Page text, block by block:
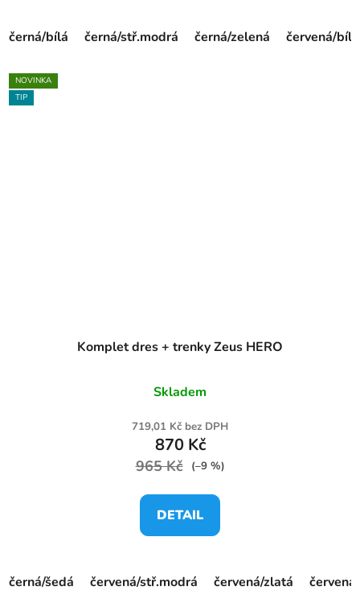
černá/bílá černá/stř.modrá černá/zelená červená/bílá
NOVINKA
TIP
Komplet dres + trenky Zeus HERO
Skladem
719,01 Kč bez DPH
870 Kč
965 Kč (–9 %)
DETAIL
černá/šedá červená/stř.modrá červená/zlatá